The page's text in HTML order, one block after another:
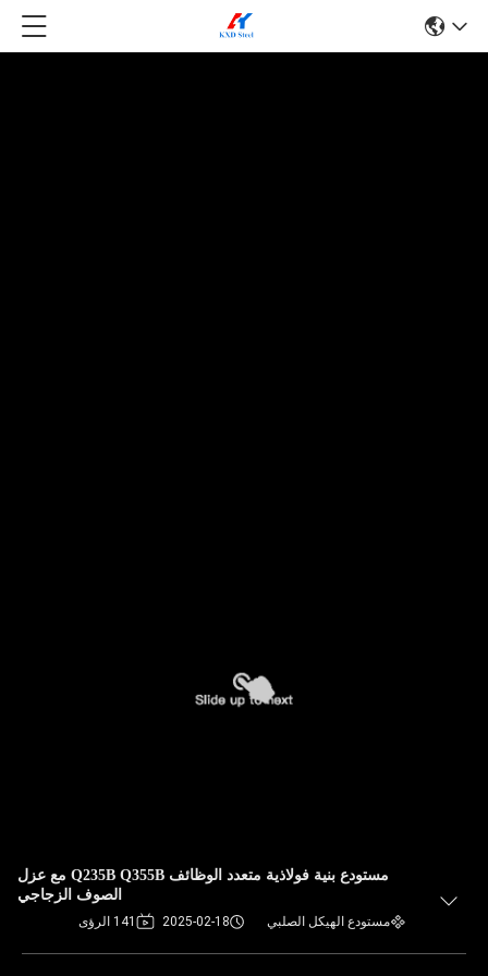
مستودع بنية فولاذية متعدد الوظائف Q235B Q355B مع عزل
الصوف الزجاجي
مستودع الهيكل الصلبي 2025-02-18 141 الرؤى